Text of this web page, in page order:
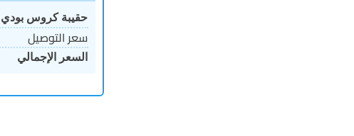
حقيبة كروس بودي 4 قطع
سعر التوصيل
السعر الإجمالي